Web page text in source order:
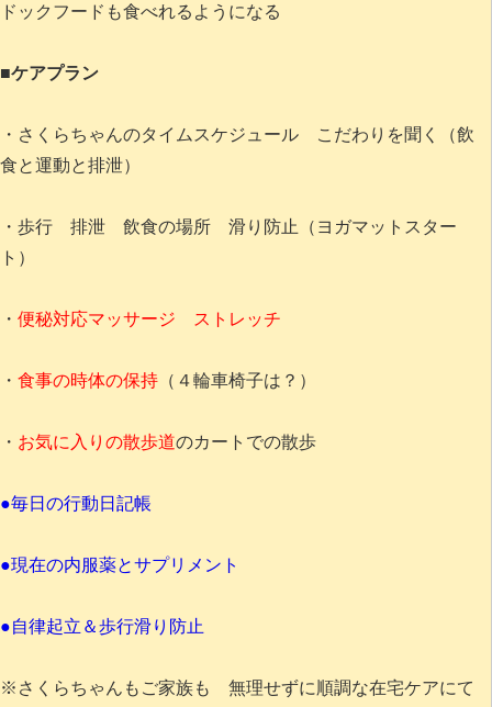
ドックフードも食べれるようになる
■ケアプラン
・さくらちゃんのタイムスケジュール こだわりを聞く（飲
食と運動と排泄）
・歩行 排泄 飲食の場所 滑り防止（ヨガマットスター
ト）
・ 便秘対応マッサージ ストレッチ
・ 食事の時体の保持 （４輪車椅子は？）
・ お気に入りの散歩道のカートでの散歩
●毎日の行動日記帳
●現在の内服薬とサプリメント
●自律起立＆歩行滑り防止
※さくらちゃんもご家族も 無理せずに順調な在宅ケアにて